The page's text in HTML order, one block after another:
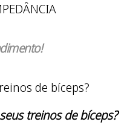
treinos de bíceps?